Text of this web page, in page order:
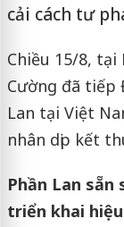
cải cách tư
Chiều 15/8, tại
Cường đã tiếp
Lan tại Việt
nhân dịp kết
Phần Lan
triển khai